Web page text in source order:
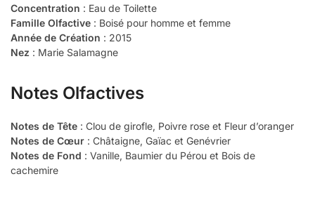
Concentration : Eau de Toilette
Famille Olfactive : Boisé pour homme et femme
Année de Création : 2015
Nez : Marie Salamagne
Notes Olfactives
Notes de Tête : Clou de girofle, Poivre rose et Fleur d’oranger
Notes de Cœur : Châtaigne, Gaïac et Genévrier
Notes de Fond : Vanille, Baumier du Pérou et Bois de
cachemire